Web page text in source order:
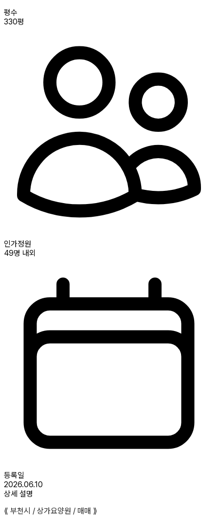
평수
330평
인가정원
49명 내외
등록일
2026.06.10
상세 설명
⟪ 부천시 / 상가요양원 / 매매 ⟫